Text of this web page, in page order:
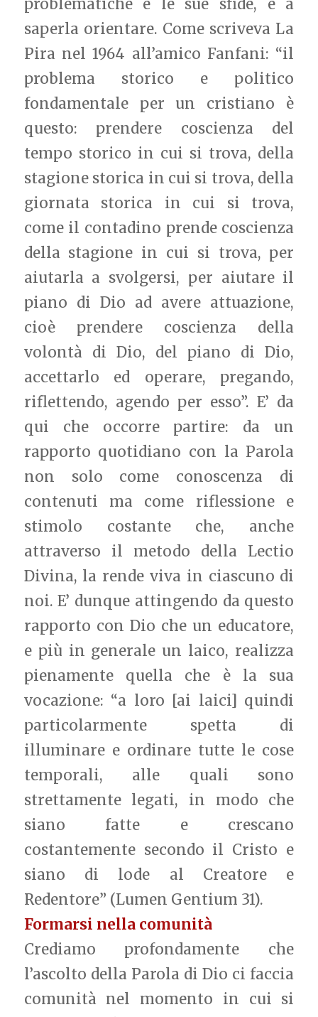
problematiche e le sue sfide, e a
saperla orientare. Come scriveva La
Pira nel 1964 all’amico Fanfani: “il
problema storico e politico
fondamentale per un cristiano è
questo: prendere coscienza del
tempo storico in cui si trova, della
stagione storica in cui si trova, della
giornata storica in cui si trova,
come il contadino prende coscienza
della stagione in cui si trova, per
aiutarla a svolgersi, per aiutare il
piano di Dio ad avere attuazione,
cioè prendere coscienza della
volontà di Dio, del piano di Dio,
accettarlo ed operare, pregando,
riflettendo, agendo per esso”. E’ da
qui che occorre partire: da un
rapporto quotidiano con la Parola
non solo come conoscenza di
contenuti ma come riflessione e
stimolo costante che, anche
attraverso il metodo della Lectio
Divina, la rende viva in ciascuno di
noi. E’ dunque attingendo da questo
rapporto con Dio che un educatore,
e più in generale un laico, realizza
pienamente quella che è la sua
vocazione: “a loro [ai laici] quindi
particolarmente spetta di
illuminare e ordinare tutte le cose
temporali, alle quali sono
strettamente legati, in modo che
siano fatte e crescano
costantemente secondo il Cristo e
siano di lode al Creatore e
Redentore” (Lumen Gentium 31).
Formarsi nella comunità
Crediamo profondamente che
l’ascolto della Parola di Dio ci faccia
comunità nel momento in cui si